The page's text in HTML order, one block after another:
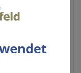
des
der